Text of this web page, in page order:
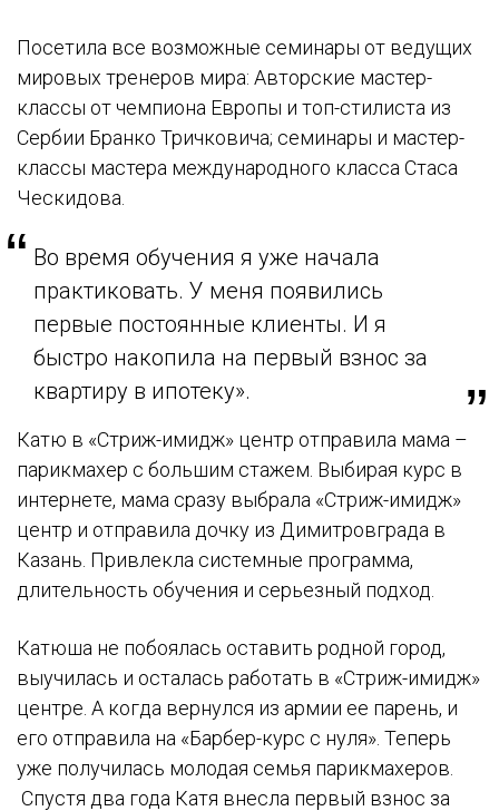
Посетила все возможные семинары от ведущих
мировых тренеров мира: Авторские мастер-
классы от чемпиона Европы и топ-стилиста из
Сербии Бранко Тричковича; семинары и мастер-
классы мастера международного класса Стаса
Ческидова.
Во время обучения я уже начала
практиковать. У меня появились
первые постоянные клиенты. И я
быстро накопила на первый взнос за
квартиру в ипотеку».
Катю в «Стриж-имидж» центр отправила мама –
парикмахер с большим стажем. Выбирая курс в
интернете, мама сразу выбрала «Стриж-имидж»
центр и отправила дочку из Димитровграда в
Казань. Привлекла системные программа,
длительность обучения и серьезный подход.
Катюша не побоялась оставить родной город,
выучилась и осталась работать в «Стриж-имидж»
центре. А когда вернулся из армии ее парень, и
его отправила на «Барбер-курс с нуля». Теперь
уже получилась молодая семья парикмахеров.
Спустя два года Катя внесла первый взнос за